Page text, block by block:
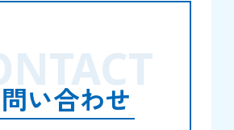
い合わせ